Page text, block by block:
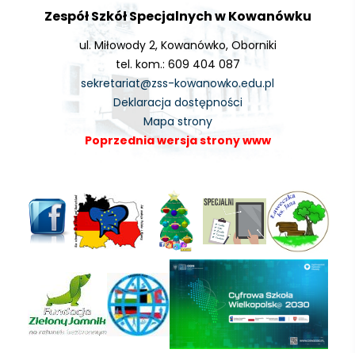
Zespół Szkół Specjalnych w Kowanówku
ul. Miłowody 2, Kowanówko, Oborniki
tel. kom.: 609 404 087
sekretariat@zss-kowanowko.edu.pl
Deklaracja dostępności
Mapa strony
Poprzednia wersja strony www